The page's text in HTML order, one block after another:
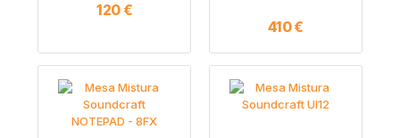
120€
410€